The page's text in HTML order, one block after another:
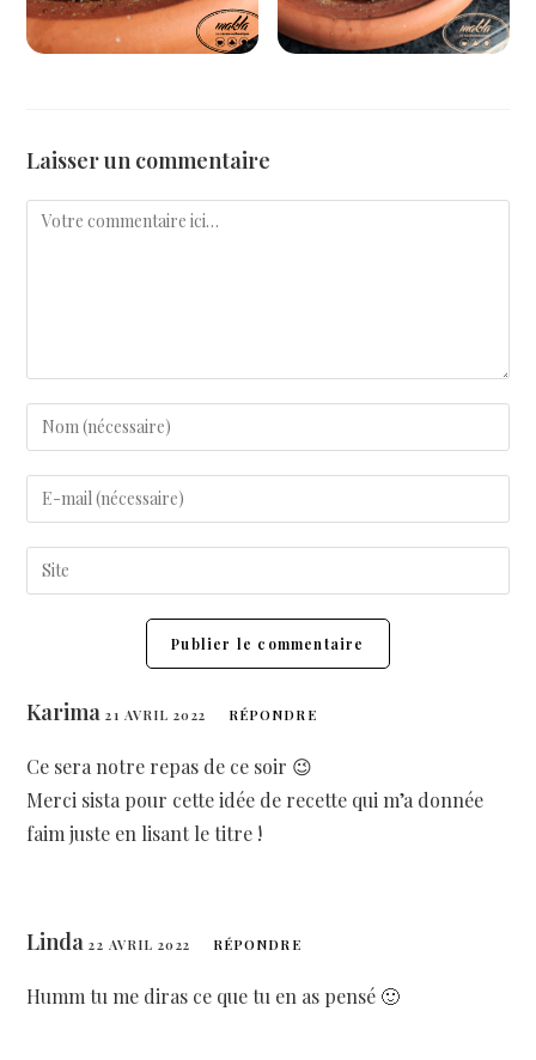
Laisser un commentaire
Karima21 AVRIL 2022 RÉPONDRE
Ce sera notre repas de ce soir 😉
Merci sista pour cette idée de recette qui m’a donnée
faim juste en lisant le titre !
Linda22 AVRIL 2022 RÉPONDRE
Humm tu me diras ce que tu en as pensé 🙂